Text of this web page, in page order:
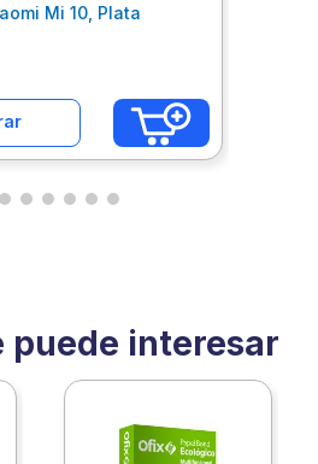
Mi 10, Plata
puede interesar